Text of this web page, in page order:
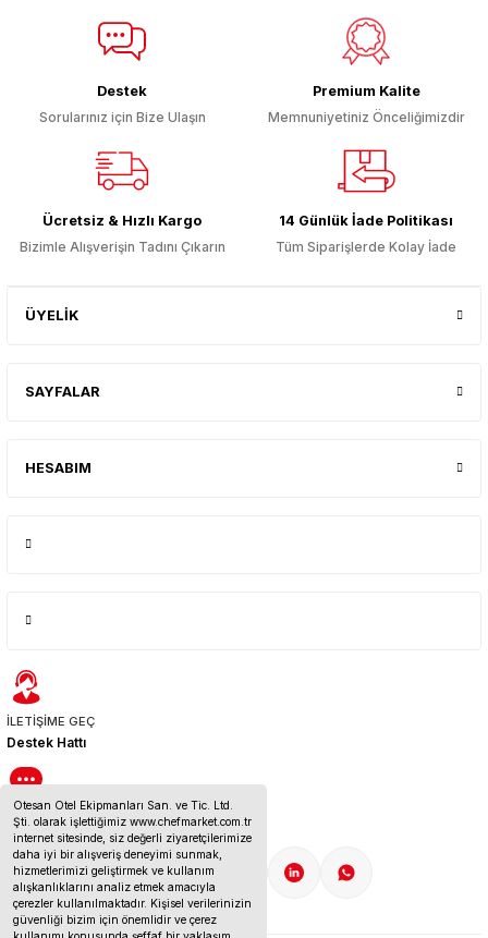
Otesan Otel Ekipmanları San. ve Tic. Ltd.
Şti. olarak işlettiğimiz www.chefmarket.com.tr
internet sitesinde, siz değerli ziyaretçilerimize
daha iyi bir alışveriş deneyimi sunmak,
hizmetlerimizi geliştirmek ve kullanım
alışkanlıklarını analiz etmek amacıyla
çerezler kullanılmaktadır. Kişisel verilerinizin
güvenliği bizim için önemlidir ve çerez
Destek
Sorularınız için Bize Ulaşın
Premium Kalite
Memnuniyetiniz Önceliğimizdir
Ücretsiz & Hızlı Kargo
Bizimle Alışverişin Tadını Çıkarın
14 Günlük İade Politikası
Tüm Siparişlerde Kolay İade
ÜYELİK
SAYFALAR
HESABIM
İLETİŞİME GEÇ
Destek Hattı
BİZE ULAŞIN
İletişim Bilgileri